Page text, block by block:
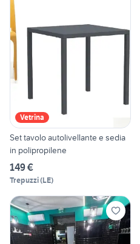
Vetrina
Set tavolo autolivellante e sedia
in polipropilene
149 €
Trepuzzi(LE)